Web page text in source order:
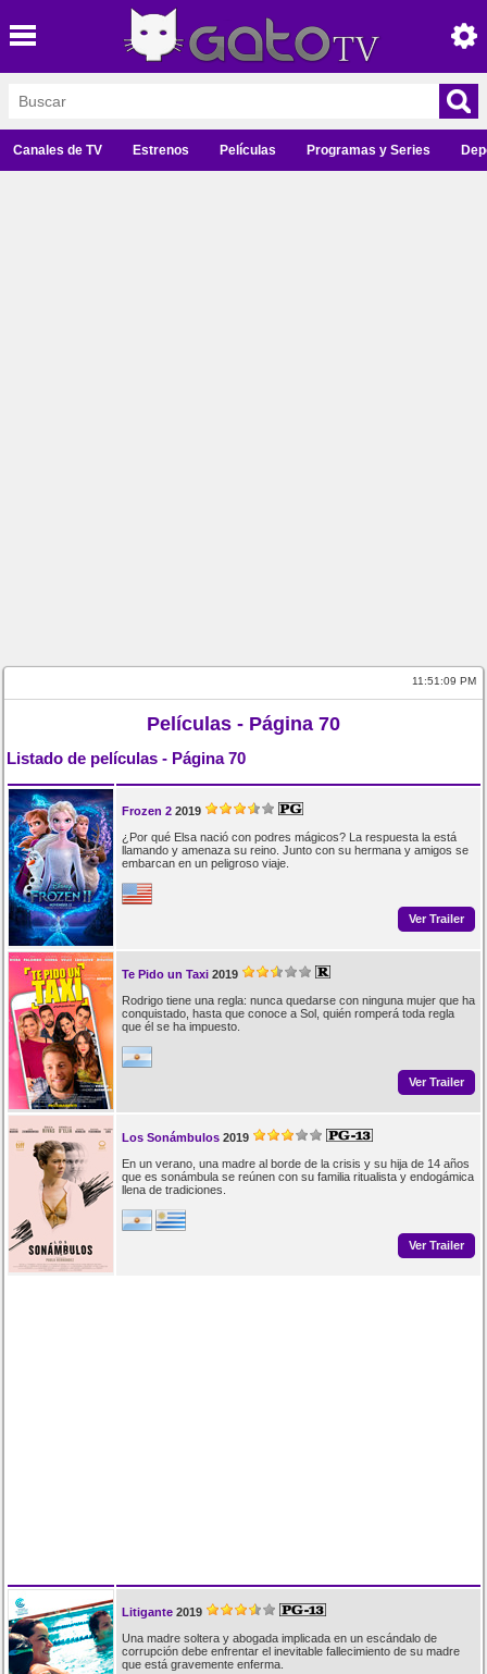
Canales de TV Estrenos Películas Programas y Series
11:51:09 PM
Películas - Página 70
Listado de películas - Página 70
Frozen 2 2019
¿Por qué Elsa nació con podres mágicos? La respuesta la está
llamando y amenaza su reino. Junto con su hermana y amigos se
embarcan en un peligroso viaje.
Ver Trailer
Te Pido un Taxi 2019
Rodrigo tiene una regla: nunca quedarse con ninguna mujer que ha
conquistado, hasta que conoce a Sol, quién romperá toda regla
que él se ha impuesto.
Ver Trailer
Los Sonámbulos 2019
En un verano, una madre al borde de la crisis y su hija de 14 años
que es sonámbula se reúnen con su familia ritualista y endogámica
llena de tradiciones.
Ver Trailer
Litigante 2019
Una madre soltera y abogada implicada en un escándalo de
corrupción debe enfrentar el inevitable fallecimiento de su madre
que está gravemente enferma.